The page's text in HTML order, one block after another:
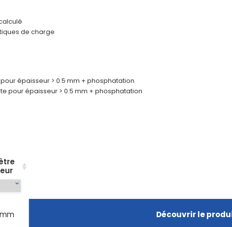
de charge
épaisseur > 0.5 mm + phosphatation
pour épaisseur > 0.5 mm + phosphatation
Découvrir le